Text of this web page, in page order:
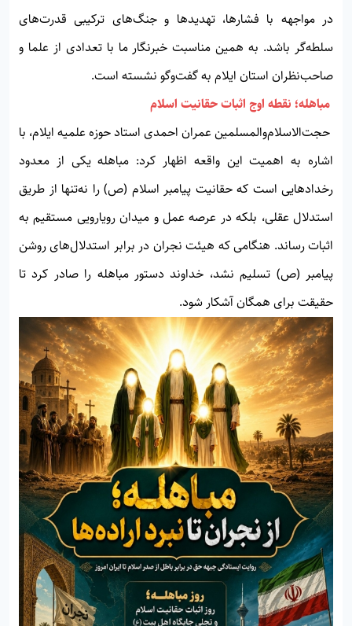
در مواجهه با فشارها، تهدیدها و جنگ‌های ترکیبی قدرت‌های
سلطه‌گر باشد. به همین مناسبت خبرنگار ما با تعدادی از علما و
صاحب‌نظران استان ایلام به گفت‌وگو نشسته است.
مباهله؛ نقطه اوج اثبات حقانیت اسلام
حجت‌الاسلام‌والمسلمین عمران احمدی استاد حوزه علمیه ایلام، با
اشاره به اهمیت این واقعه اظهار کرد: مباهله یکی از معدود
رخدادهایی است که حقانیت پیامبر اسلام (ص) را نه‌تنها از طریق
استدلال عقلی، بلکه در عرصه عمل و میدان رویارویی مستقیم به
اثبات رساند. هنگامی که هیئت نجران در برابر استدلال‌های روشن
پیامبر (ص) تسلیم نشد، خداوند دستور مباهله را صادر کرد تا
حقیقت برای همگان آشکار شود.